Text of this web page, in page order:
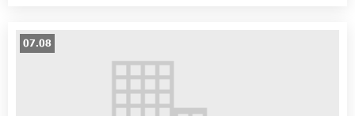
07.08